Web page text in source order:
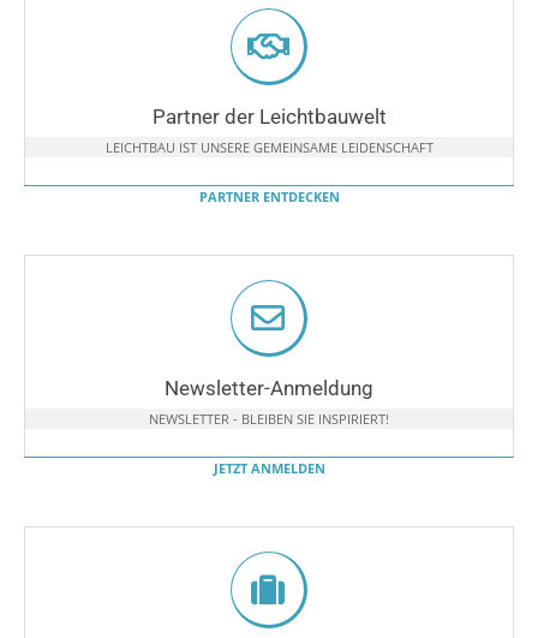
Partner der Leichtbauwelt
LEICHTBAU IST UNSERE GEMEINSAME LEIDENSCHAFT
PARTNER ENTDECKEN
Newsletter-Anmeldung
NEWSLETTER - BLEIBEN SIE INSPIRIERT!
JETZT ANMELDEN